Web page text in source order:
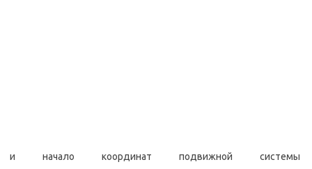
и начало координат подвижной системы